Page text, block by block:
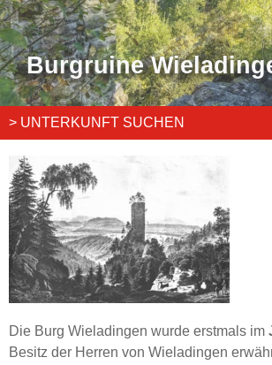
Burgruine
> UNTERKUNFT SUCHEN
Die Burg Wieladingen wurde erstmals im
Besitz der Herren von Wieladingen